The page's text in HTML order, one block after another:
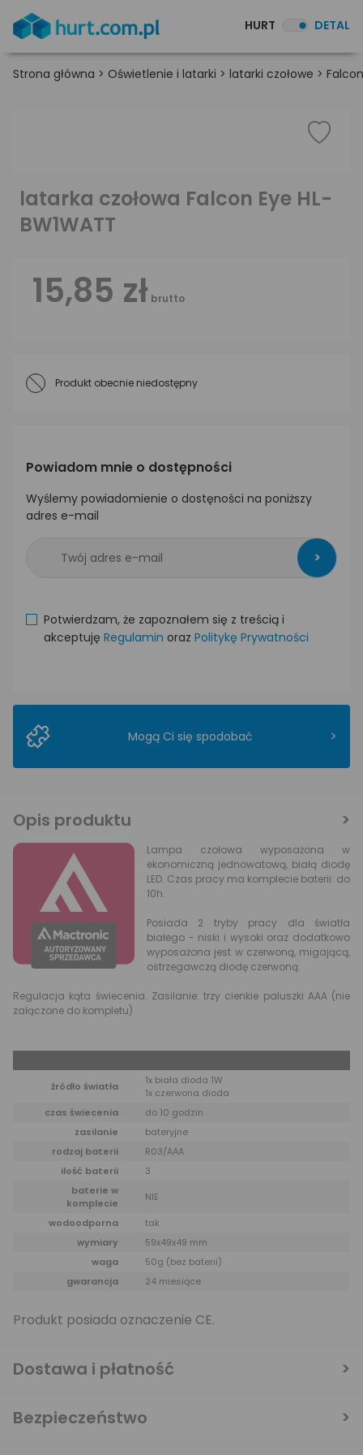
HURT DETAL
Strona główna > Oświetlenie i latarki > latarki czołowe >
latarka czołowa Falcon Eye HL-
BW1WATT
15,85 zł brutto
Produkt obecnie niedostępny
Powiadom mnie o dostępności
Wyślemy powiadomienie o dostęności na poniższy
adres e-mail
>
Potwierdzam, że zapoznałem się z treścią i
akceptuję Regulamin oraz Politykę Prywatności
Mogą Ci się spodobać >
Opis produktu
Lampa czołowa wyposażona w
ekonomiczną jednowatową, białą diodę
LED. Czas pracy ma komplecie baterii: do
10h.
Posiada 2 tryby pracy dla światła
białego - niski i wysoki oraz dodatkowo
wyposażona jest w czerwoną, migającą,
ostrzegawczą diodę czerwoną.
Regulacja kąta świecenia. Zasilanie: trzy cienkie paluszki AAA (nie
załączone do kompletu)
źródło światła
1x biała dioda 1W
1x czerwona dioda
czas świecenia
do 10 godzin
zasilanie
bateryjne
rodzaj baterii
R03/AAA
ilość baterii
3
baterie w
komplecie
NIE
wodoodporna
tak
wymiary
59x49x49 mm
waga
50g (bez baterii)
gwarancja
24 miesiące
Produkt posiada oznaczenie CE.
Dostawa i płatność
Bezpieczeństwo